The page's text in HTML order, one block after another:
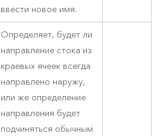
ввести новое имя.
Определяет, будет ли
направление стока из
краевых ячеек всегда
направлено наружу,
или же определение
направления будет
подчиняться обычным